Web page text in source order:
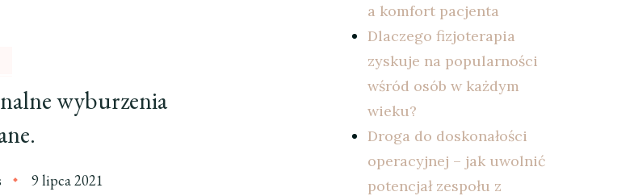
wyburzenia
9 lipca 2021
a komfort pacjenta
Dlaczego fizjoterapia
zyskuje na popularności
wśród osób w każdym
wieku?
Droga do doskonałości
operacyjnej – jak uwolnić
potencjał zespołu z